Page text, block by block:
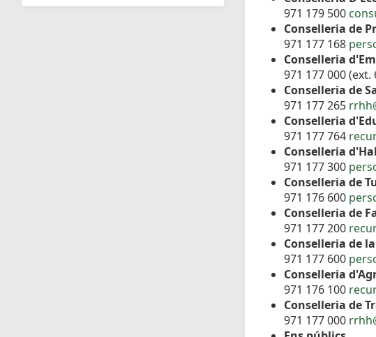
971 179 500
Conselleria de
971 177 168
Conselleria
971 177 000 (ext.
Conselleria de
971 177 265
Conselleria
971 177 764
Conselleria
971 177 300
Conselleria de
971 176 600
Conselleria de
971 177 200
Conselleria de
971 177 600
Conselleria
971 176 100
Conselleria de
971 177 000